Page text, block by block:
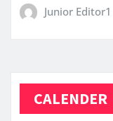
Junior Editor1
CALENDER